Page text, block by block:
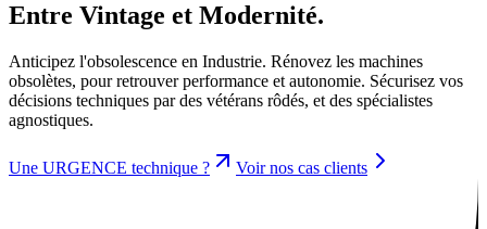
Entre Vintage et Modernité.
Anticipez l'obsolescence en Industrie. Rénovez les machines
obsolètes, pour retrouver performance et autonomie. Sécurisez vos
décisions techniques par des vétérans rôdés, et des spécialistes
agnostiques.
Une URGENCE technique ? Voir nos cas clients